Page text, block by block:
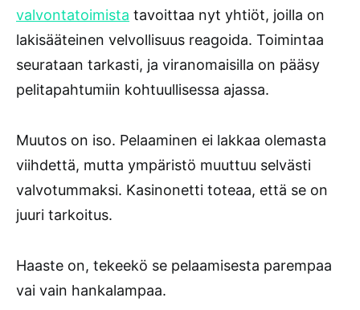
valvontatoimista tavoittaa nyt yhtiöt, joilla on
lakisääteinen velvollisuus reagoida. Toimintaa
seurataan tarkasti, ja viranomaisilla on pääsy
pelitapahtumiin kohtuullisessa ajassa.
Muutos on iso. Pelaaminen ei lakkaa olemasta
viihdettä, mutta ympäristö muuttuu selvästi
valvotummaksi. Kasinonetti toteaa, että se on
juuri tarkoitus.
Haaste on, tekeekö se pelaamisesta parempaa
vai vain hankalampaa.